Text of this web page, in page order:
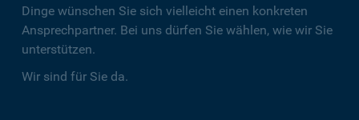
Dinge wünschen Sie sich vielleicht einen konkreten
Ansprechpartner. Bei uns dürfen Sie wählen, wie wir Sie
unterstützen.
Wir sind für Sie da.